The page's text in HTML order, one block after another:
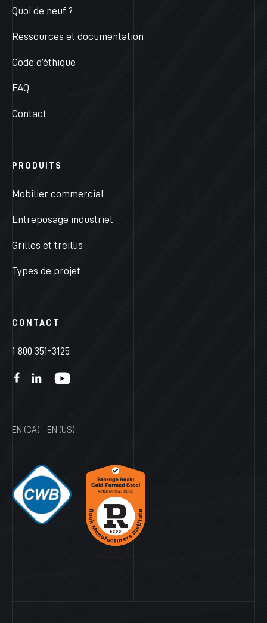
Quoi de neuf ?
Ressources et documentation
Code d’éthique
FAQ
Contact
PRODUITS
Mobilier commercial
Entreposage industriel
Grilles et treillis
Types de projet
CONTACT
1 800 351-3125
EN (CA) EN (US)